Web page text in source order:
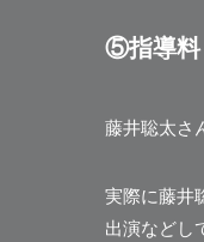
⑤指導料
藤井聡太さ
実際に藤井
出演などし